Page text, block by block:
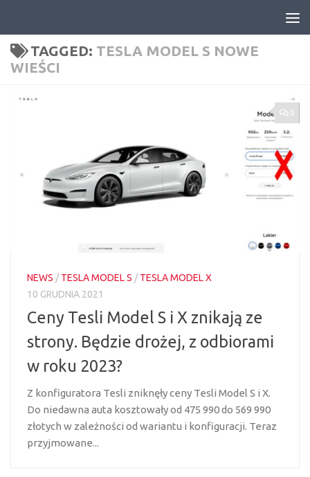
TAGGED: TESLA MODEL S NOWE
WIEŚCI
0
NEWS /TESLA MODEL S /TESLA MODEL X
10 GRUDNIA 2021
Ceny Tesli Model S i X znikają ze
strony. Będzie drożej, z odbiorami
w roku 2023?
Z konfiguratora Tesli zniknęły ceny Tesli Model S i X.
Do niedawna auta kosztowały od 475 990 do 569 990
złotych w zależności od wariantu i konfiguracji. Teraz
przyjmowane...